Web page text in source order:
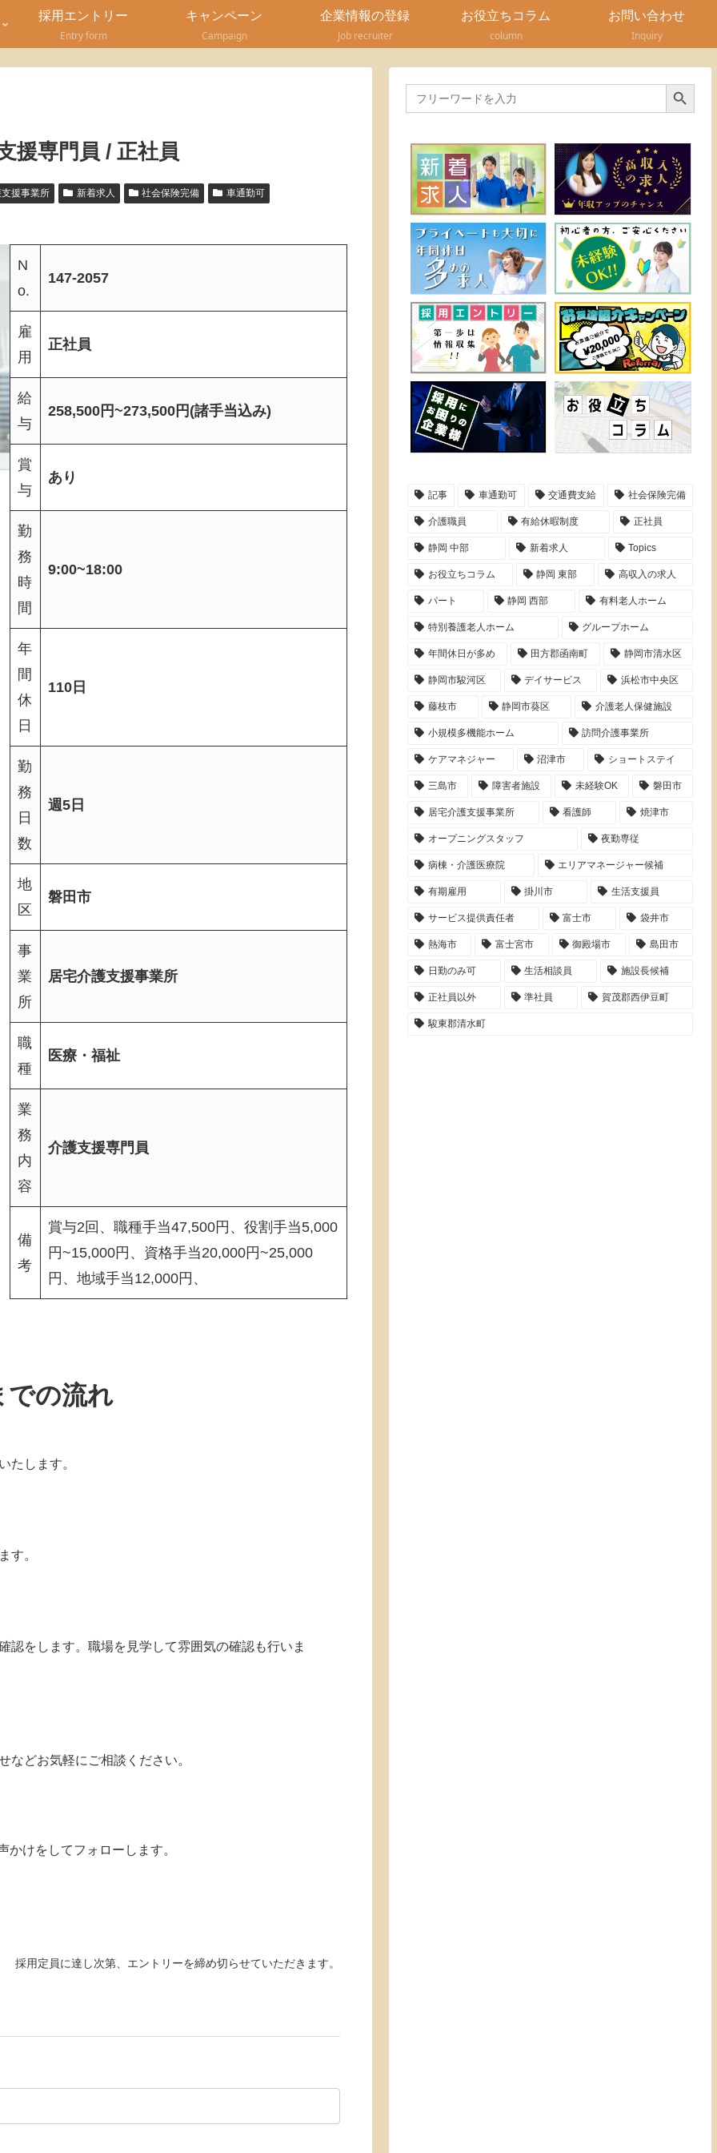
採用エントリー
Entry form
キャンペーン
Campaign
企業情報の登録
Job recruiter
お役立ちコラム
column
お問い合わせ
Inquiry
援専門員 / 正社員
援事業所 新着求人 社会保険完備 車通勤可
N
o.
147-2057
雇
用
正社員
給
与
258,500円~273,500円(諸手当込み)
賞
与
あり
勤
務
時
間
9:00~18:00
年
間
休
日
110日
勤
務
日
数
週5日
地
区
磐田市
事
業
所
居宅介護支援事業所
職
種
医療・福祉
業
務
内
容
介護支援専門員
備
考
賞与2回、職種手当47,500円、役割手当5,000
円~15,000円、資格手当20,000円~25,000
円、地域手当12,000円、
での流れ
たします。
す。
認をします。職場を見学して雰囲気の確認も行いま
などお気軽にご相談ください。
けをしてフォローします。
採用定員に達し次第、エントリーを締め切らせていただきます。
Search
for:
Search Button
記事 車通勤可 交通費支給 社会保険完備
介護職員 有給休暇制度 正社員
静岡 中部 新着求人 Topics
お役立ちコラム 静岡 東部 高収入の求人
パート 静岡 西部 有料老人ホーム
特別養護老人ホーム グループホーム
年間休日が多め 田方郡函南町 静岡市清水区
静岡市駿河区 デイサービス 浜松市中央区
藤枝市 静岡市葵区 介護老人保健施設
小規模多機能ホーム 訪問介護事業所
ケアマネジャー 沼津市 ショートステイ
三島市 障害者施設 未経験OK 磐田市
居宅介護支援事業所 看護師 焼津市
オープニングスタッフ 夜勤専従
病棟・介護医療院 エリアマネージャー候補
有期雇用 掛川市 生活支援員
サービス提供責任者 富士市 袋井市
熱海市 富士宮市 御殿場市 島田市
日勤のみ可 生活相談員 施設長候補
正社員以外 準社員 賀茂郡西伊豆町
駿東郡清水町